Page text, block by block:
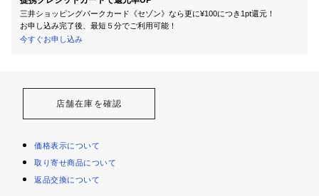
三井ショッピングパークカード《セゾン》なら更に¥100につき1pt還元！
お申し込み完了後、最短５分でご利用可能！
今すぐお申し込み
店舗在庫を確認
価格表示について
取り寄せ商品について
返品交換について